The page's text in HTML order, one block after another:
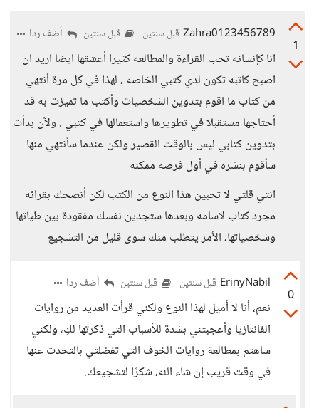
1
Zahra0123456789 قبل سنتين قبل سنتين أضف ردا
انا كإنسانه تحب القراءة والمطالعه كثيرا أعشقها ايضا اريد ان
اصبح كاتبه تكون لدي كتبي الخاصه ، لهذا في كل مرة أنتهي
من كتاب ما اقوم بتدوين الشخصيات وأكتب ما تميزت به قد
أحتاجها مستقبلا في تطويرها واستعمالها في كتبي . ولآن بدأت
بتدوين كتابي ليس بالوقت القصير ولكن عندما سأنتهي منها
سأقوم بنشره في أول فرصه ممكنه
انتي قلتي لا تحبين هذا النوع من الكتب لكن أنصحك بقرائه
مجرد كتاب لاسامه وبعدها ستجدين نفسك مفقودة بين طياتها
وشخصياتها، الأمر يتطلب منك سوى قليل من التشجيع
0
ErinyNabil قبل سنتين قبل سنتين أضف ردا
نعم، أنا لا أميل لهذا النوع ولكني قرأت العديد من روايات
الفانتازيا وأعجبتني بشدة للأسباب التي ذكرتها لكِ، ولكني
ساهتم بمطالعة روايات الخوف التي تفضلتي بالتحدث عنها
في وقت قريب إن شاء الله، شكرًا لتشجيعك.